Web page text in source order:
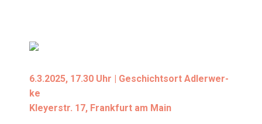
6.3.2025, 17.30 Uhr | Geschichts­ort Adler­wer­
ke
Kley­er­str. 17, Frank­furt am Main